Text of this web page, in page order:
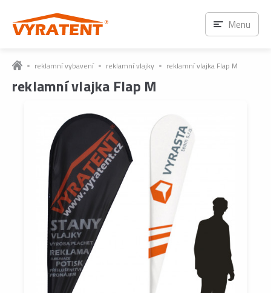
reklamní vybavení reklamní vlajky reklamní vlajka Flap M
reklamní vlajka Flap M
Menu